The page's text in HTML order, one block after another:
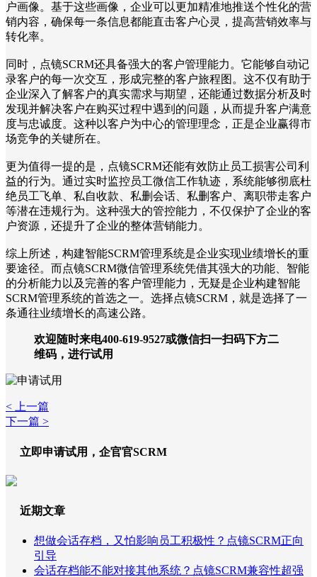
户画像。基于这些画像，企业可以更加精准地推送个性化的营
销内容，确保每一条信息都能直击客户心灵，提高营销效率与
转化率。
同时，点镜SCRM还具备强大的客户管理能力。它能够自动记
录客户的每一次交互，形成完整的客户旅程图。这不仅有助于
企业深入了解客户的真实需求与期望，还能通过数据分析及时
发现并解决客户在购买过程中遇到的问题，从而提升客户满意
度与忠诚度。这种以客户为中心的管理理念，正是企业赢得市
场竞争的关键所在。
更为值得一提的是，点镜SCRM还能有效防止员工损害公司利
益的行为。通过实时监控员工微信工作轨迹，系统能够彻底杜
绝员工飞单、私自收款、私删会话、私删客户、离职带走客户
等潜在违规行为。这种强大的管控能力，不仅保护了企业的客
户资源，还提升了企业的整体营销能力。
综上所述，构建智能SCRM管理系统是企业实现业绩增长的重
要途径。而点镜SCRM微信管理系统凭借其强大的功能、智能
的分析能力以及完善的客户管理能力，无疑是企业构建智能
SCRM管理系统的首选之一。选择点镜SCRM，就是选择了一
条通往业绩增长的高速公路。
欢迎随时来电400-619-9527或微信扫一扫码下方二
维码，进行试用
< 上一篇
下一篇 >
立即申请试用，企官官SCRM
近期文章
想做会话存档，又怕影响员工积极性？点镜SCRM正向
引导
会话存档能不能对接其他系统？点镜SCRM兼容性超强